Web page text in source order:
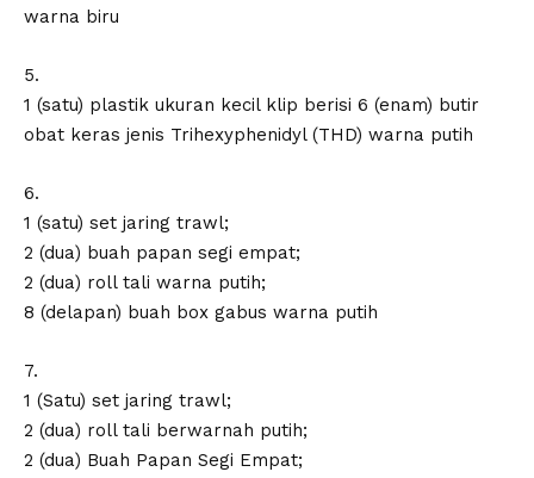
warna biru
5.
1 (satu) plastik ukuran kecil klip berisi 6 (enam) butir
obat keras jenis Trihexyphenidyl (THD) warna putih
6.
1 (satu) set jaring trawl;
2 (dua) buah papan segi empat;
2 (dua) roll tali warna putih;
8 (delapan) buah box gabus warna putih
7.
1 (Satu) set jaring trawl;
2 (dua) roll tali berwarnah putih;
2 (dua) Buah Papan Segi Empat;